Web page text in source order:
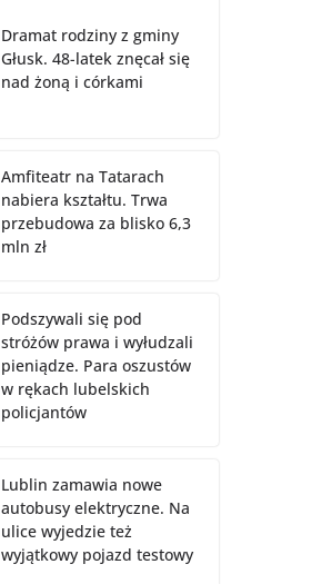
Dramat rodziny z gminy
Głusk. 48-latek znęcał się
nad żoną i córkami
Amfiteatr na Tatarach
nabiera kształtu. Trwa
przebudowa za blisko 6,3
mln zł
Podszywali się pod
stróżów prawa i wyłudzali
pieniądze. Para oszustów
w rękach lubelskich
policjantów
Lublin zamawia nowe
autobusy elektryczne. Na
ulice wyjedzie też
wyjątkowy pojazd testowy